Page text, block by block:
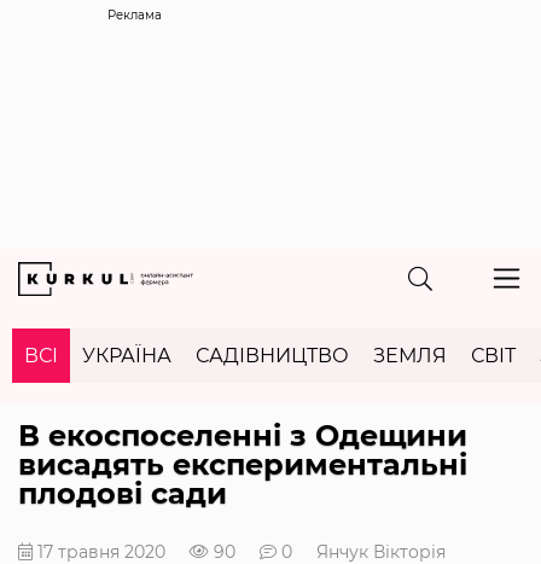
Реклама
ВСІ УКРАЇНА САДІВНИЦТВО ЗЕМЛЯ СВІТ
В екоспоселенні з Одещини
висадять експериментальні
плодові сади
17 травня 2020 90 0 Янчук Вікторія